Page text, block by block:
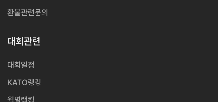
환불관련문의
대회관련
대회일정
KATO랭킹
월별랭킹